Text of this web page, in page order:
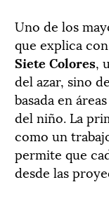
Uno de los
que explica
Siete Colores,
del azar, sino
basada en
del niño. La
como un
permite que
desde las